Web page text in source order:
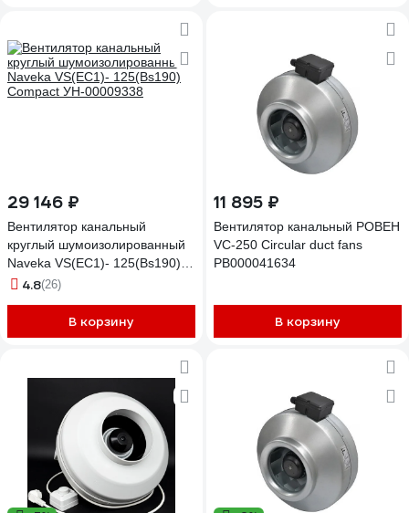
29 146 ₽
Вентилятор канальный
круглый шумоизолированный
Naveka VS(EC1)- 125(Bs190)
Compact УН-00009338
4.8(26)
В корзину
11 895 ₽
Вентилятор канальный РОВЕН
VC-250 Circular duct fans
РВ000041634
В корзину